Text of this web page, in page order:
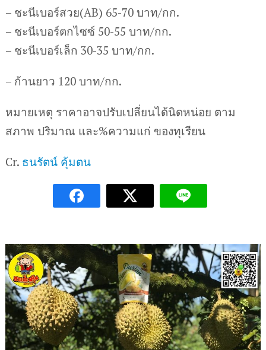
– ชะนีเบอร์สวย(AB) 65-70 บาท/กก.
– ชะนีเบอร์ตกไซซ์ 50-55 บาท/กก.
– ชะนีเบอร์เล็ก 30-35 บาท/กก.
– ก้านยาว 120 บาท/กก.
หมายเหตุ ราคาอาจปรับเปลี่ยนได้นิดหน่อย ตาม
สภาพ ปริมาณ และ%ความแก่ ของทุเรียน
Cr. ธนรัตน์ คุ้มตน